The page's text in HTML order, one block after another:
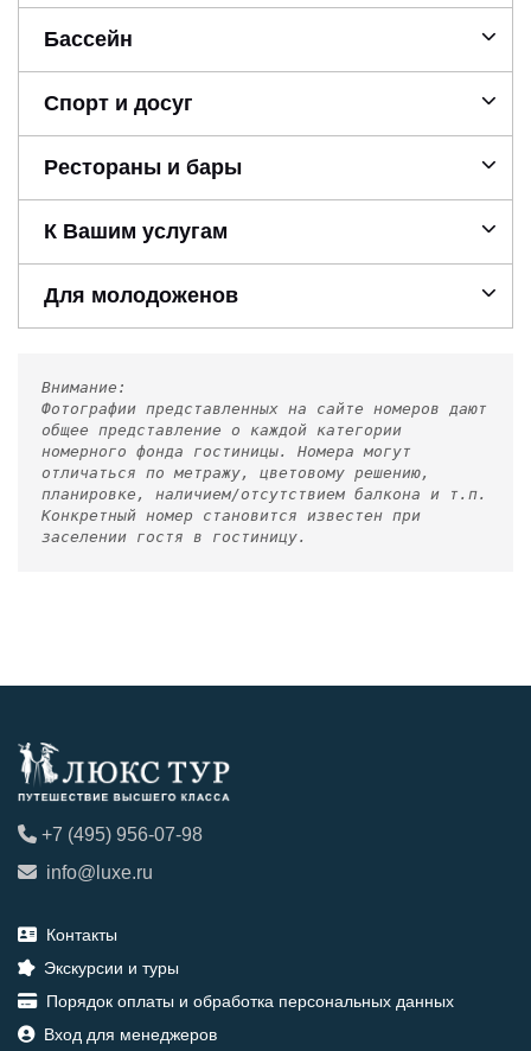
Бассейн
Спорт и досуг
Рестораны и бары
К Вашим услугам
Для молодоженов
Внимание:
Фотографии представленных на сайте номеров дают
общее представление о каждой категории
номерного фонда гостиницы. Номера могут
отличаться по метражу, цветовому решению,
планировке, наличием/отсутствием балкона и т.п.
Конкретный номер становится известен при
заселении гостя в гостиницу.
+7 (495) 956-07-98
info@luxe.ru
Контакты
Экскурсии и туры
Порядок оплаты и обработка персональных данных
Вход для менеджеров